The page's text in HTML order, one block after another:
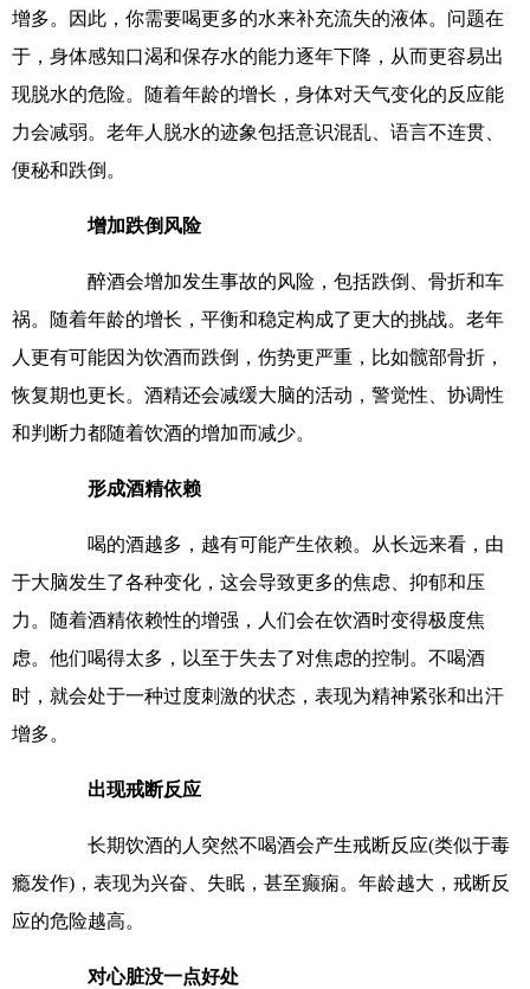
增多。因此，你需要喝更多的水来补充流失的液体。问题在
于，身体感知口渴和保存水的能力逐年下降，从而更容易出
现脱水的危险。随着年龄的增长，身体对天气变化的反应能
力会减弱。老年人脱水的迹象包括意识混乱、语言不连贯、
便秘和跌倒。
增加跌倒风险
醉酒会增加发生事故的风险，包括跌倒、骨折和车
祸。随着年龄的增长，平衡和稳定构成了更大的挑战。老年
人更有可能因为饮酒而跌倒，伤势更严重，比如髋部骨折，
恢复期也更长。酒精还会减缓大脑的活动，警觉性、协调性
和判断力都随着饮酒的增加而减少。
形成酒精依赖
喝的酒越多，越有可能产生依赖。从长远来看，由
于大脑发生了各种变化，这会导致更多的焦虑、抑郁和压
力。随着酒精依赖性的增强，人们会在饮酒时变得极度焦
虑。他们喝得太多，以至于失去了对焦虑的控制。不喝酒
时，就会处于一种过度刺激的状态，表现为精神紧张和出汗
增多。
出现戒断反应
长期饮酒的人突然不喝酒会产生戒断反应(类似于毒
瘾发作)，表现为兴奋、失眠，甚至癫痫。年龄越大，戒断反
应的危险越高。
对心脏没一点好处